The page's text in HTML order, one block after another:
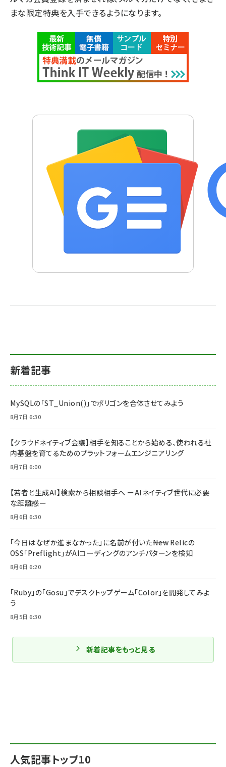
まな限定特典を入手できるようになります。
人気記事トップ10
新着記事
MySQLの「ST_Union()」でポリゴンを合体させてみよう
8月7日 6:30
【クラウドネイティブ会議】相手を知ることから始める、使われる社
内基盤を育てるためのプラットフォームエンジニアリング
8月7日 6:00
【若者と生成AI】検索から相談相手へ ーAIネイティブ世代に必要
な距離感ー
8月6日 6:30
「今日はなぜか進まなかった」に名前が付いた――New Relicの
OSS「Preflight」がAIコーディングのアンチパターンを検知
8月6日 6:20
「Ruby」の「Gosu」でデスクトップゲーム「Color」を開発してみよ
う
8月5日 6:30
新着記事をもっと見る